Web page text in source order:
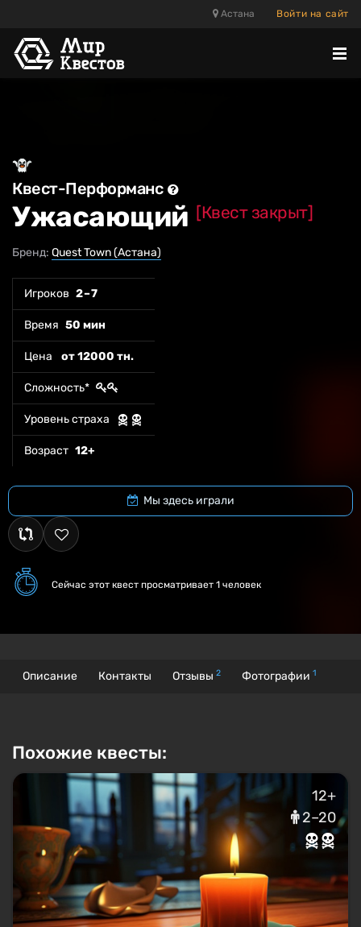
Астана Войти на сайт
Квест-Перформанс
Ужасающий [Квест закрыт]
Бренд: Quest Town (Астана)
Игроков 2 – 7
Время 50 мин
Цена от 12000 тн.
Сложность*
Уровень страха
Возраст 12+
Мы здесь играли
Сейчас этот квест просматривает 1 человек
Описание Контакты Отзывы 2 Фотографии 1
Похожие квесты:
12+
2–20